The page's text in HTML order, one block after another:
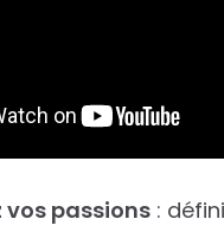
vos passions :